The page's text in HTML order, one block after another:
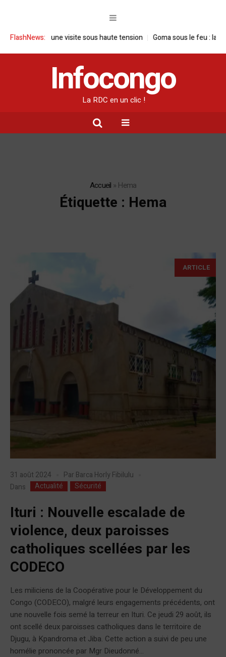
FlashNews:
visite sous haute tension Goma sous le feu : la situation
Infocongo
La RDC en un clic !
Accueil » Hema
Étiquette : Hema
ARTICLE
31 août 2024 Par Barca Horly Fibilulu
Dans
Actualité Sécurité
Ituri : Nouvelle escalade de
violence, deux paroisses
catholiques scellées par les
CODECO
Les miliciens de la Coopérative pour le Développement du
Congo (CODECO), malgré leurs engagements précédents, ont
une nouvelle fois semé la terreur en Ituri. Ce jeudi 29 août, ils
ont scellé deux paroisses catholiques dans le territoire de
Djugu, à Kpandroma et Jiba. Cette action a suivi de peu une
homélie prononcée par Mgr Dieudonné...